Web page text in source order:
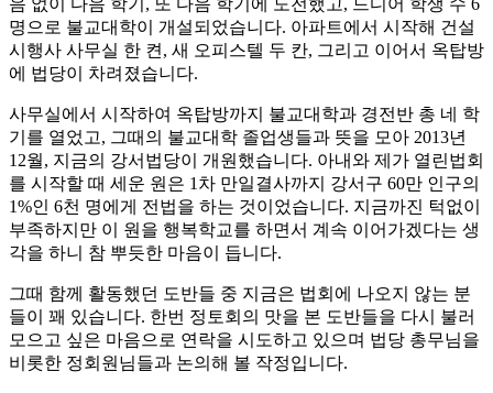
음 없이 다음 학기, 또 다음 학기에 도전했고, 드디어 학생 수 6
명으로 불교대학이 개설되었습니다. 아파트에서 시작해 건설
시행사 사무실 한 켠, 새 오피스텔 두 칸, 그리고 이어서 옥탑방
에 법당이 차려졌습니다.
사무실에서 시작하여 옥탑방까지 불교대학과 경전반 총 네 학
기를 열었고, 그때의 불교대학 졸업생들과 뜻을 모아 2013년
12월, 지금의 강서법당이 개원했습니다. 아내와 제가 열린법회
를 시작할 때 세운 원은 1차 만일결사까지 강서구 60만 인구의
1%인 6천 명에게 전법을 하는 것이었습니다. 지금까진 턱없이
부족하지만 이 원을 행복학교를 하면서 계속 이어가겠다는 생
각을 하니 참 뿌듯한 마음이 듭니다.
그때 함께 활동했던 도반들 중 지금은 법회에 나오지 않는 분
들이 꽤 있습니다. 한번 정토회의 맛을 본 도반들을 다시 불러
모으고 싶은 마음으로 연락을 시도하고 있으며 법당 총무님을
비롯한 정회원님들과 논의해 볼 작정입니다.